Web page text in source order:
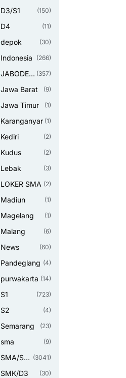
D3/S1 (150)
D4 (11)
depok (30)
Indonesia (266)
JABODET (357)
Jawa Barat (9)
Jawa Timur (1)
Karanganyar (1)
Kediri (2)
Kudus (2)
Lebak (3)
LOKER SMA (2)
Madiun (1)
Magelang (1)
Malang (6)
News (60)
Pandeglang (4)
purwakarta (14)
S1 (723)
S2 (4)
Semarang (23)
sma (9)
SMA/SM (3041)
SMK/D3 (30)